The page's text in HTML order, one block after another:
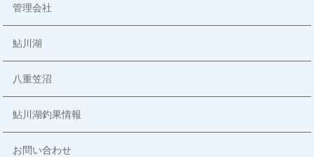
管理会社
鮎川湖
八重笠沼
鮎川湖釣果情報
お問い合わせ